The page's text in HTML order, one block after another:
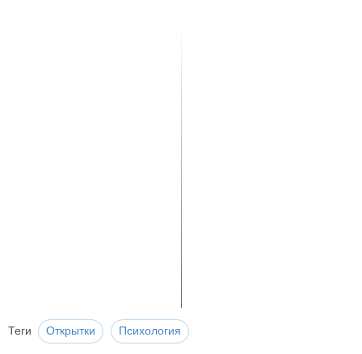
Теги Открытки Психология